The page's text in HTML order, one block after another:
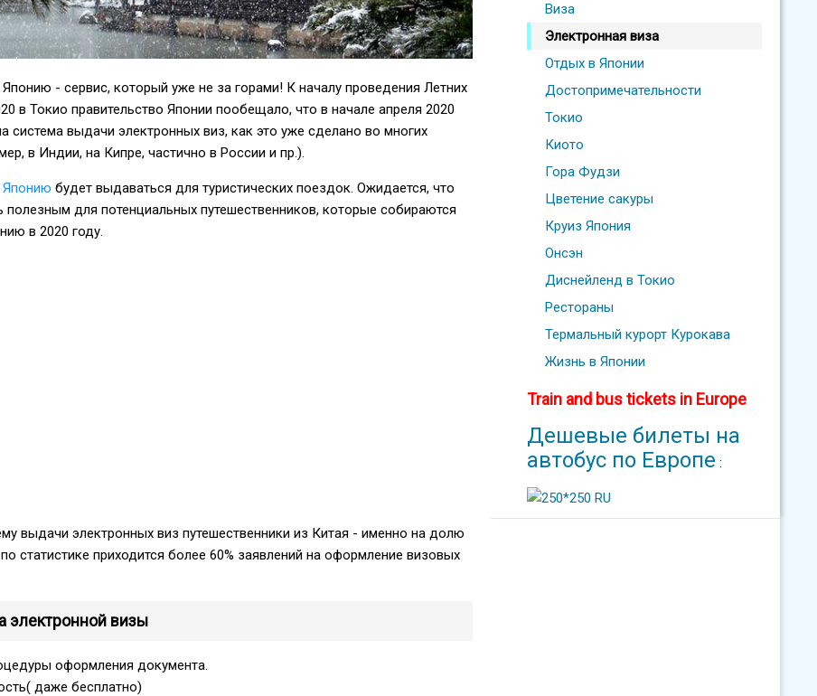
- сервис, который уже не за горами! К началу проведения Летних
в Токио правительство Японии пообещало, что в начале апреля 2020
система выдачи электронных виз, как это уже сделано во многих
в Индии, на Кипре, частично в России и пр.).
Японию будет выдаваться для туристических поездок. Ожидается, что
полезным для потенциальных путешественников, которые собираются
в 2020 году.
выдачи электронных виз путешественники из Китая - именно на долю
статистике приходится более 60% заявлений на оформление визовых
электронной визы
оформления документа.
даже бесплатно)
Виза
Электронная виза
Отдых в Японии
Достопримечательности
Токио
Киото
Гора Фудзи
Цветение сакуры
Круиз Япония
Онсэн
Диснейленд в Токио
Рестораны
Термальный курорт Курокава
Жизнь в Японии
Train and bus tickets in Europe
Дешевые билеты на
автобус по Европе :